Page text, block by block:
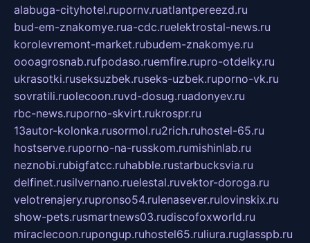
alabuga-cityhotel.rupornv.ruatlantpereezd.ru
bud-em-znakomye.rua-cdc.ruelektrostal-news.ru
korolevremont-market.rubudem-znakomye.ru
oooagrosnab.rufpodaso.ruemfire.rupro-otdelky.ru
ukrasotki.ruseksuzbek.ruseks-uzbek.ruporno-vk.ru
sovratili.ruolecoon.ruvd-dosug.ruadonyev.ru
rbc-news.ruporno-skvirt.rukrospr.ru
13autor-kolonka.rusormol.ru2rich.ruhostel-65.ru
hostserve.ruporno-na-russkom.rumishinlab.ru
neznobi.rubigfatcc.ruhabble.rustarbucksvia.ru
delfinet.rusilvernano.ruelestal.ruvektor-doroga.ru
velotrenajery.rupronso54.rulenasever.rulovinskix.ru
show-pets.rusmartnews03.rudiscofoxworld.ru
miraclecoon.rupongup.ruhostel65.ruliura.ruglasspb.ru